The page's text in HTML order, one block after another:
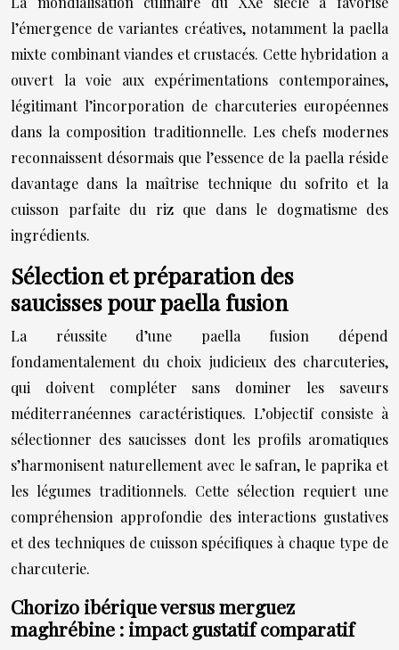
l’émergence de variantes créatives, notamment la paella
mixte combinant viandes et crustacés. Cette hybridation a
ouvert la voie aux expérimentations contemporaines,
légitimant l’incorporation de charcuteries européennes
dans la composition traditionnelle. Les chefs modernes
reconnaissent désormais que l’essence de la paella réside
davantage dans la maîtrise technique du sofrito et la
cuisson parfaite du riz que dans le dogmatisme des
ingrédients.
Sélection et préparation des
saucisses pour paella fusion
La réussite d’une paella fusion dépend
fondamentalement du choix judicieux des charcuteries,
qui doivent compléter sans dominer les saveurs
méditerranéennes caractéristiques. L’objectif consiste à
sélectionner des saucisses dont les profils aromatiques
s’harmonisent naturellement avec le safran, le paprika et
les légumes traditionnels. Cette sélection requiert une
compréhension approfondie des interactions gustatives
et des techniques de cuisson spécifiques à chaque type de
charcuterie.
Chorizo ibérique versus merguez
maghrébine : impact gustatif comparatif